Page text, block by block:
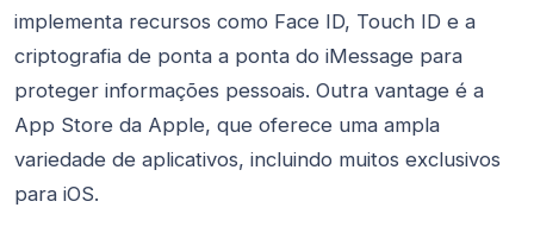
implementa recursos como Face ID, Touch ID e a
criptografia de ponta a ponta do iMessage para
proteger informações pessoais. Outra vantage é a
App Store da Apple, que oferece uma ampla
variedade de aplicativos, incluindo muitos exclusivos
para iOS.